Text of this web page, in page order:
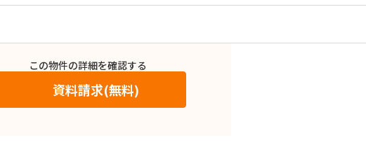
この物件の詳細を確認する
資料請求(無料)